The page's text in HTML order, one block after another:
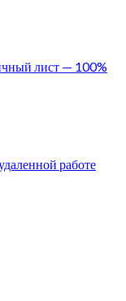
лист — 100%
работе